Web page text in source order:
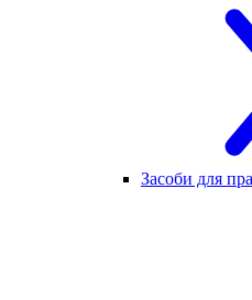
Засоби для